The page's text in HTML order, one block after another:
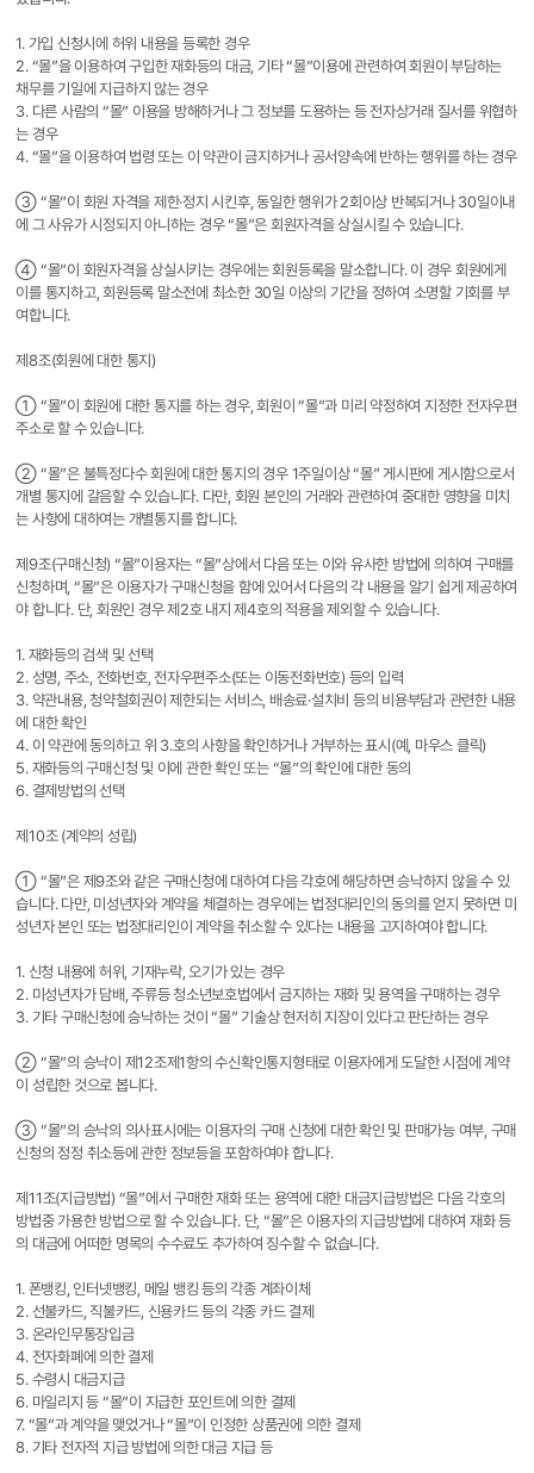
1. 가입 신청시에 허위 내용을 등록한 경우
2. “몰”을 이용하여 구입한 재화등의 대금, 기타 “몰”이용에 관련하여 회원이 부담하는
채무를 기일에 지급하지 않는 경우
3. 다른 사람의 “몰” 이용을 방해하거나 그 정보를 도용하는 등 전자상거래 질서를 위협하
는 경우
4. “몰”을 이용하여 법령 또는 이 약관이 금지하거나 공서양속에 반하는 행위를 하는 경우
③ “몰”이 회원 자격을 제한·정지 시킨후, 동일한 행위가 2회이상 반복되거나 30일이내
에 그 사유가 시정되지 아니하는 경우 “몰”은 회원자격을 상실시킬 수 있습니다.
④ “몰”이 회원자격을 상실시키는 경우에는 회원등록을 말소합니다. 이 경우 회원에게
이를 통지하고, 회원등록 말소전에 최소한 30일 이상의 기간을 정하여 소명할 기회를 부
여합니다.
제8조(회원에 대한 통지)
① “몰”이 회원에 대한 통지를 하는 경우, 회원이 “몰”과 미리 약정하여 지정한 전자우편
주소로 할 수 있습니다.
② “몰”은 불특정다수 회원에 대한 통지의 경우 1주일이상 “몰” 게시판에 게시함으로서
개별 통지에 갈음할 수 있습니다. 다만, 회원 본인의 거래와 관련하여 중대한 영향을 미치
는 사항에 대하여는 개별통지를 합니다.
제9조(구매신청) “몰”이용자는 “몰”상에서 다음 또는 이와 유사한 방법에 의하여 구매를
신청하며, “몰”은 이용자가 구매신청을 함에 있어서 다음의 각 내용을 알기 쉽게 제공하여
야 합니다. 단, 회원인 경우 제2호 내지 제4호의 적용을 제외할 수 있습니다.
1. 재화등의 검색 및 선택
2. 성명, 주소, 전화번호, 전자우편주소(또는 이동전화번호) 등의 입력
3. 약관내용, 청약철회권이 제한되는 서비스, 배송료·설치비 등의 비용부담과 관련한 내용
에 대한 확인
4. 이 약관에 동의하고 위 3.호의 사항을 확인하거나 거부하는 표시(예, 마우스 클릭)
5. 재화등의 구매신청 및 이에 관한 확인 또는 “몰”의 확인에 대한 동의
6. 결제방법의 선택
제10조 (계약의 성립)
① “몰”은 제9조와 같은 구매신청에 대하여 다음 각호에 해당하면 승낙하지 않을 수 있
습니다. 다만, 미성년자와 계약을 체결하는 경우에는 법정대리인의 동의를 얻지 못하면 미
성년자 본인 또는 법정대리인이 계약을 취소할 수 있다는 내용을 고지하여야 합니다.
1. 신청 내용에 허위, 기재누락, 오기가 있는 경우
2. 미성년자가 담배, 주류등 청소년보호법에서 금지하는 재화 및 용역을 구매하는 경우
3. 기타 구매신청에 승낙하는 것이 “몰” 기술상 현저히 지장이 있다고 판단하는 경우
② “몰”의 승낙이 제12조제1항의 수신확인통지형태로 이용자에게 도달한 시점에 계약
이 성립한 것으로 봅니다.
③ “몰”의 승낙의 의사표시에는 이용자의 구매 신청에 대한 확인 및 판매가능 여부, 구매
신청의 정정 취소등에 관한 정보등을 포함하여야 합니다.
제11조(지급방법) “몰”에서 구매한 재화 또는 용역에 대한 대금지급방법은 다음 각호의
방법중 가용한 방법으로 할 수 있습니다. 단, “몰”은 이용자의 지급방법에 대하여 재화 등
의 대금에 어떠한 명목의 수수료도 추가하여 징수할 수 없습니다.
1. 폰뱅킹, 인터넷뱅킹, 메일 뱅킹 등의 각종 계좌이체
2. 선불카드, 직불카드, 신용카드 등의 각종 카드 결제
3. 온라인무통장입금
4. 전자화폐에 의한 결제
5. 수령시 대금지급
6. 마일리지 등 “몰”이 지급한 포인트에 의한 결제
7. “몰”과 계약을 맺었거나 “몰”이 인정한 상품권에 의한 결제
8. 기타 전자적 지급 방법에 의한 대금 지급 등